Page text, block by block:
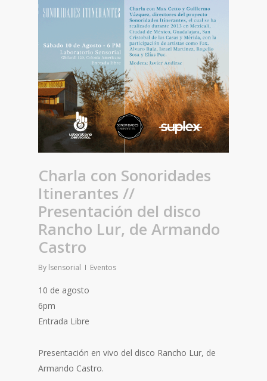
Charla con Sonoridades
Itinerantes //
Presentación del disco
Rancho Lur, de Armando
Castro
By lsensorial Eventos
10 de agosto
6pm
Entrada Libre
Presentación en vivo del disco Rancho Lur, de
Armando Castro.